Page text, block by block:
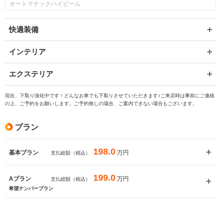
オートマチックハイビーム
快適装備
インテリア
エクステリア
現在、下取り強化中です！どんなお車でも下取りさせていただきます♪ご来店時は事前にご連絡
の上、ご予約をお願いします。ご予約無しの場合、ご案内できない場合もございます。
プラン
基本プラン 支払総額（税込） 198.0 万円
Aプラン 支払総額（税込） 199.0 万円
希望ナンバープラン